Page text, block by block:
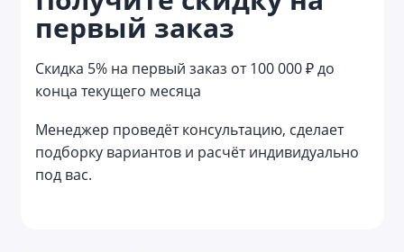
первый заказ
Скидка 5% на первый заказ от 100 000 ₽ до
конца текущего месяца
Менеджер проведёт консультацию, сделает
подборку вариантов и расчёт индивидуально
под вас.
Мешки
Наборы с сумками
Несессеры
Органайзеры
Органайзеры для авто